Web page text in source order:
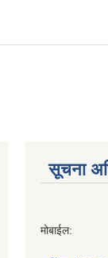
सूचना
मोबाईल: